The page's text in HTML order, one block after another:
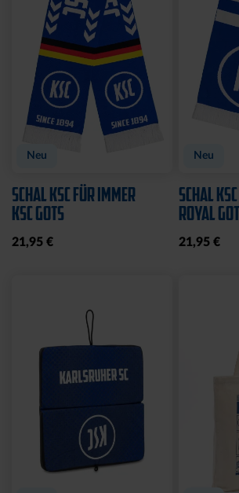
Neu
SCHAL KSC FÜR IMMER
KSC GOTS
21,95 €
Neu
SCHAL
ROYAL
21,95 €